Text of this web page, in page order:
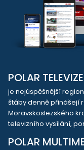
POLAR TELEVIZE
je nejúspěšnější
štáby denně přinášejí
Moravskoslezského
televizního vysílání,
POLAR